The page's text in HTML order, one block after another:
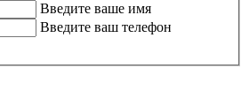
Введите ваше имя
Введите ваш телефон